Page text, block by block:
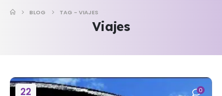
BLOG TAG -VIAJES
Viajes
22 0